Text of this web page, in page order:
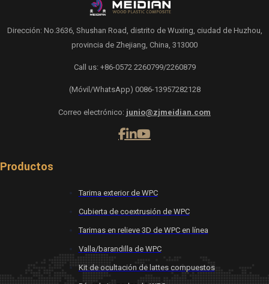
Dirección: No.3636, Shushan Road, distrito de Wuxing, ciudad de Huzhou,
provincia de Zhejiang, China, 313000
Call us: +86-0572 2260799/2260879
(Móvil/WhatsApp) 0086-13957282128
Correo electrónico: junio@zjmeidian.com
Productos
Tarima exterior de WPC
Cubierta de coextrusión de WPC
Tarimas en relieve 3D de WPC en línea
Valla/barandilla de WPC
Kit de ocultación de lattes compuestos